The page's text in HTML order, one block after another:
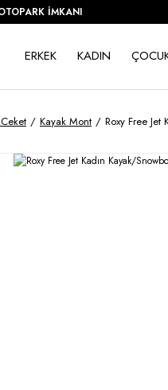
İMKANI
ERKEK KADIN
Kayak Mont Roxy Free Jet